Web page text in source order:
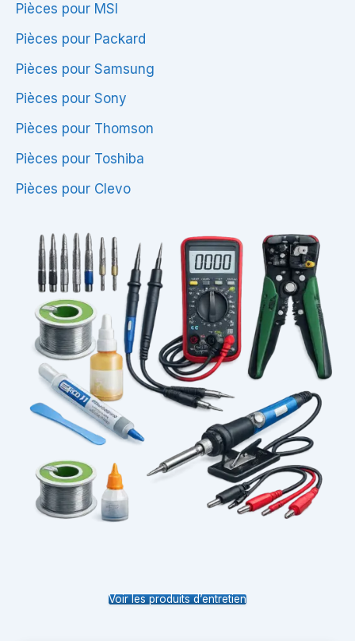
Pièces pour MSI
Pièces pour Packard
Pièces pour Samsung
Pièces pour Sony
Pièces pour Thomson
Pièces pour Toshiba
Pièces pour Clevo
Voir les produits d’entretien